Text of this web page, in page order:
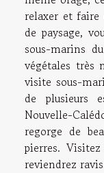
relaxer et faire
de paysage,
sous-marins
végétales très
visite sous-
de plusieurs
Nouvelle-
regorge de
pierres.
reviendrez